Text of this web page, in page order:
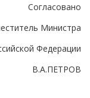
Согласовано
Министра
Федерации
В.А.ПЕТРОВ